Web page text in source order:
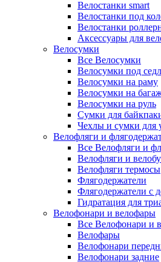
Велостанки smart
Велостанки под
Велостанки
Аксессуары для
Велосумки
Все Велосумки
Велосумки под
Велосумки на раму
Велосумки на
Велосумки на руль
Сумки для
Чехлы и сумки для
Велофляги и
Все Велофляги и
Велофляги и
Велофляги термосы
Флягодержатели
Флягодержатели с
Гидратация для
Велофонари и велофары
Все Велофонари и
Велофары
Велофонари
Велофонари задние